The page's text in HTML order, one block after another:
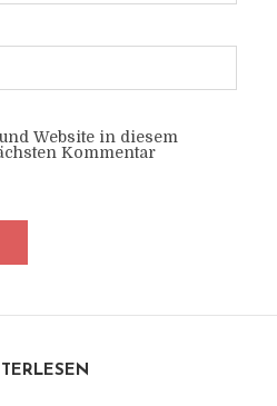
Website in diesem
Kommentar